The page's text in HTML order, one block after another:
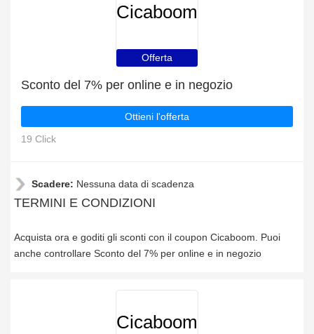
Cicaboom
Offerta
Sconto del 7% per online e in negozio
Ottieni l'offerta
19 Click
Scadere: Nessuna data di scadenza
TERMINI E CONDIZIONI
Acquista ora e goditi gli sconti con il coupon Cicaboom. Puoi
anche controllare Sconto del 7% per online e in negozio
Cicaboom